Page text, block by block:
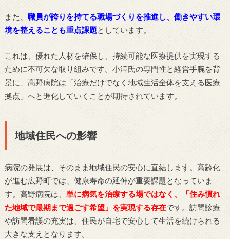
また、 職員が誇りを持てる職場づくりを推進し、働きやすい環
境を整えることも重点課題 としています。
これは、優れた人材を確保し、持続可能な医療提供を実現する
ために不可欠な取り組みです。小澤氏の専門性と経営手腕を背
景に、高野病院は「治療だけでなく地域生活全体を支える医療
拠点」へと進化していくことが期待されています。
地域住民への影響
病院の発展は、そのまま地域住民の安心に直結します。高齢化
が進む広野町では、健康寿命の延伸が重要課題となっていま
す。高野病院は、 単に病気を治療する場ではなく、「住み慣れ
た地域で最期まで過ごす希望」を実現する存在です。訪問診療
や訪問看護の充実は、住民が自宅で安心して生活を続けられる
大きな支えとなります。